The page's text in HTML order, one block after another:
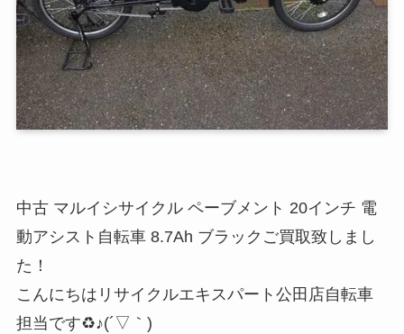
中古 マルイシサイクル ペーブメント 20インチ 電
動アシスト自転車 8.7Ah ブラックご買取致しまし
た！
こんにちはリサイクルエキスパート公田店自転車
担当です♻️♪(´▽｀)